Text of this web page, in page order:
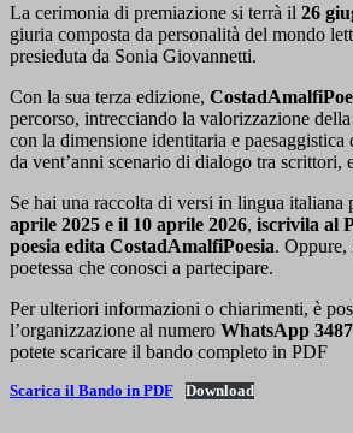
La cerimonia di premiazione si terrà il 26
giuria composta da personalità del mondo
presieduta da Sonia Giovannetti.
Con la sua terza edizione,
percorso, intrecciando la valorizzazione
con la dimensione identitaria e
da vent’anni scenario di dialogo tra scrittori,
Se hai una raccolta di versi in lingua italiana
aprile 2025 e il 10 aprile 2026, iscrivila al
poesia edita CostadAmalfiPoesia. Oppure,
poetessa che conosci a partecipare.
Per ulteriori informazioni o chiarimenti, è
l’organizzazione al numero WhatsApp
potete scaricare il bando completo in PDF
Scarica il Bando in PDF Download